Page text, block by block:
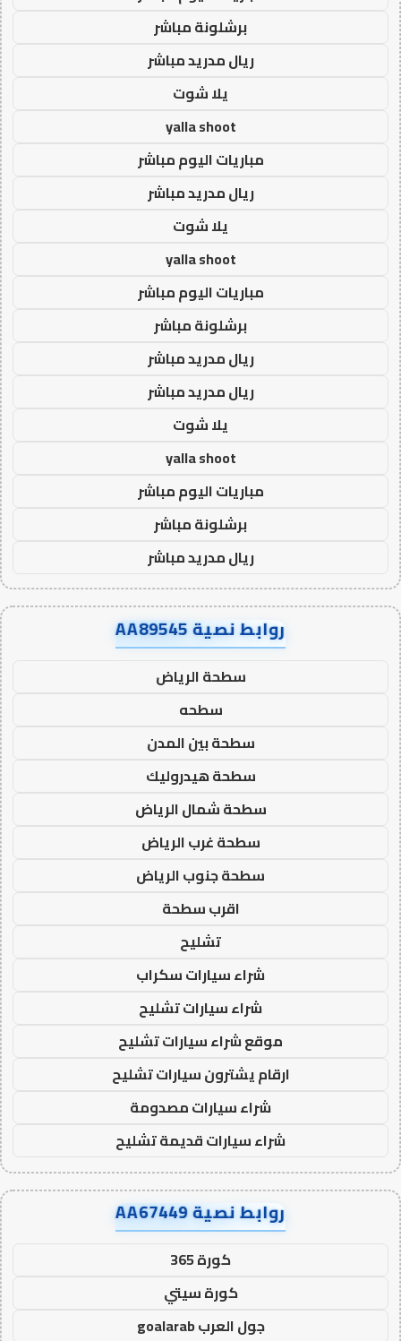
برشلونة مباشر
ريال مدريد مباشر
يلا شوت
yalla shoot
مباريات اليوم مباشر
ريال مدريد مباشر
يلا شوت
yalla shoot
مباريات اليوم مباشر
برشلونة مباشر
ريال مدريد مباشر
ريال مدريد مباشر
يلا شوت
yalla shoot
مباريات اليوم مباشر
برشلونة مباشر
ريال مدريد مباشر
روابط نصية AA89545
سطحة الرياض
سطحه
سطحة بين المدن
سطحة هيدروليك
سطحة شمال الرياض
سطحة غرب الرياض
سطحة جنوب الرياض
اقرب سطحة
تشليح
شراء سيارات سكراب
شراء سيارات تشليح
موقع شراء سيارات تشليح
ارقام يشترون سيارات تشليح
شراء سيارات مصدومة
شراء سيارات قديمة تشليح
روابط نصية AA67449
كورة 365
كورة سيتي
جول العرب goalarab